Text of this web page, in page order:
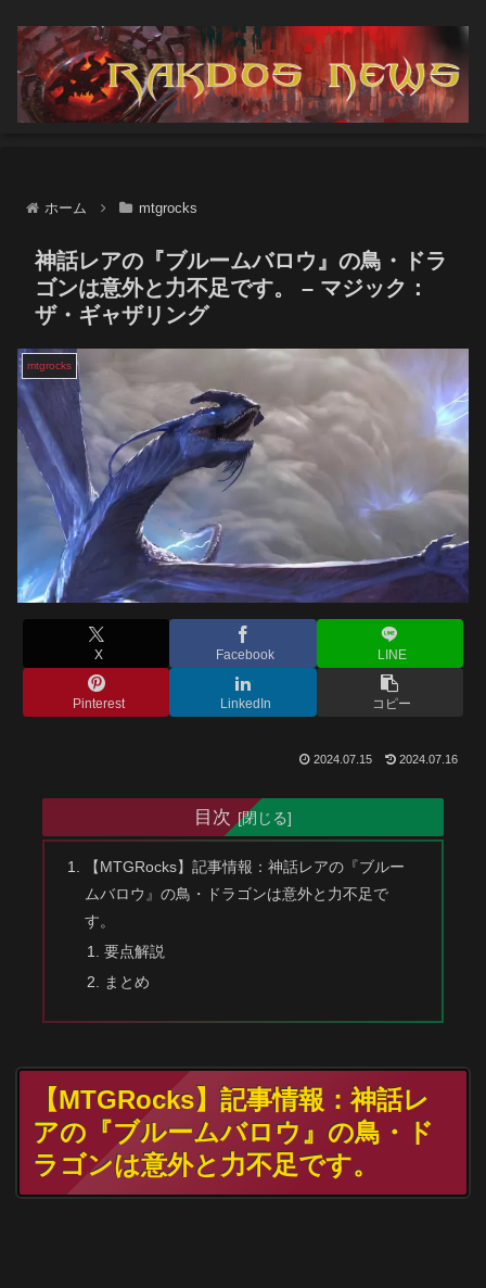
ホーム mtgrocks
神話レアの『ブルームバロウ』の鳥・ドラ
ゴンは意外と力不足です。 – マジック：
ザ・ギャザリング
mtgrocks
X Facebook LINE
Pinterest LinkedIn コピー
2024.07.15 2024.07.16
目次
【MTGRocks】記事情報：神話レアの『ブルー
ムバロウ』の鳥・ドラゴンは意外と力不足で
す。
要点解説
まとめ
【MTGRocks】記事情報：神話レ
アの『ブルームバロウ』の鳥・ド
ラゴンは意外と力不足です。